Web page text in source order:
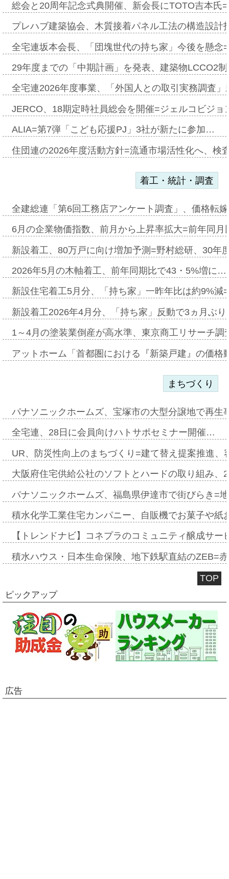
総会と20周年記念式典開催、新会長にTOTO吉本氏
プレハブ建築協会、木質接着パネル工法の構造設
全宅連坂本会長、「団塊世代の持ち家」今後を懸
29年度までの「中期計画」を発表、建築物LCCO2
全宅連2026年度事業、「外国人との取引実務調査
JERCO、18期定時社員総会を開催=ジェルコビジ
ALIA=第7弾「こども応援PJ」3社が新たに参加…
住団連の2026年度活動方針=流通市場活性化へ、検
着工・統計・調査
全建総連「第6回工務店アンケート調査」、価格転
6月の企業物価指数、前月から上昇率拡大=前年同
新設着工、80万戸に向け増加予測=野村総研、30年
2026年5月の木軸着工、前年同期比で43・5%増に…
新設住宅着工5月分、「持ち家」一昨年比は約9%
新設着工2026年4月分、「持ち家」反動で3ヵ月ぶ
1～4月の塗装業倒産が高水準、東京商工リサーチ
アットホーム「首都圏における『新築戸建』の価
まちづくり
パナソニックホームズ、宝塚市の大型分譲地で再
全宅連、28日に会員向けハトサポセミナー開催…
UR、防災性向上のまちづくり=建て替え提案推進
大阪府住宅供給公社のソフトとハードの取り組み
パナソニックホームズ、福島県伊達市で街びらき=
積水化学工業住宅カンパニー、自販機でお菓子や
【トレンドナビ】コネプラのコミュニティ醸成サ
積水ハウス・日本生命保険、地下鉄駅直結のZEB=
TOP
ピックアップ
広告